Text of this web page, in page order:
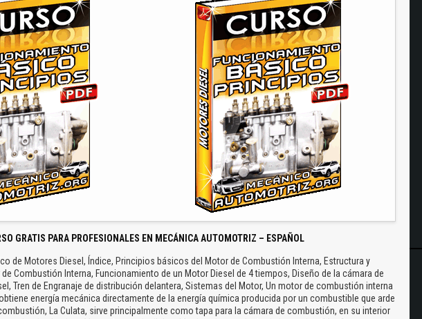
GRATIS PARA PROFESIONALES EN MECÁNICA AUTOMOTRIZ – ESPAÑOL
de Motores Diesel, Índice, Principios básicos del Motor de Combustión Interna, Estructura y
Combustión Interna, Funcionamiento de un Motor Diesel de 4 tiempos, Diseño de la cámara de
Tren de Engranaje de distribución delantera, Sistemas del Motor, Un motor de combustión interna
energía mecánica directamente de la energía química producida por un combustible que arde
La Culata, sirve principalmente como tapa para la cámara de combustión, en su interior